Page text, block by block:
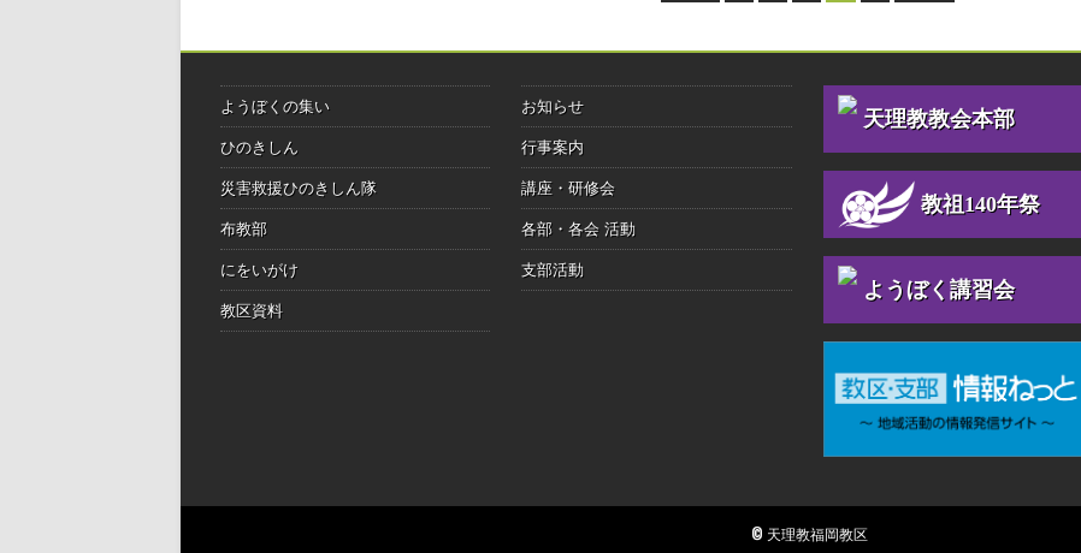
ようぼくの集い
ひのきしん
災害救援ひのきしん隊
布教部
にをいがけ
教区資料
お知らせ
行事案内
講座・研修会
各部・各会 活動
支部活動
天理教教会本部
教祖140年祭
ようぼく講習会
© 天理教福岡教区